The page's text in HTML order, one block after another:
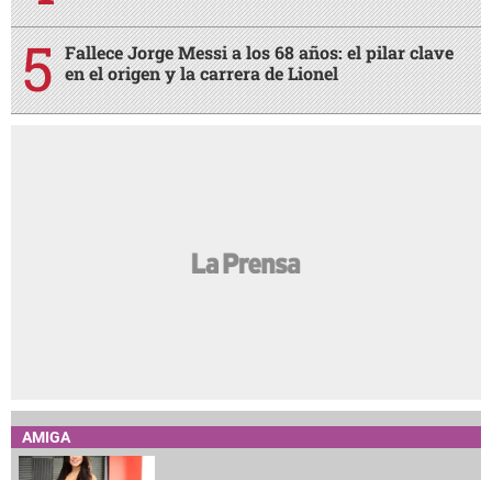
Fallece Jorge Messi a los 68 años: el pilar clave
en el origen y la carrera de Lionel
AMIGA